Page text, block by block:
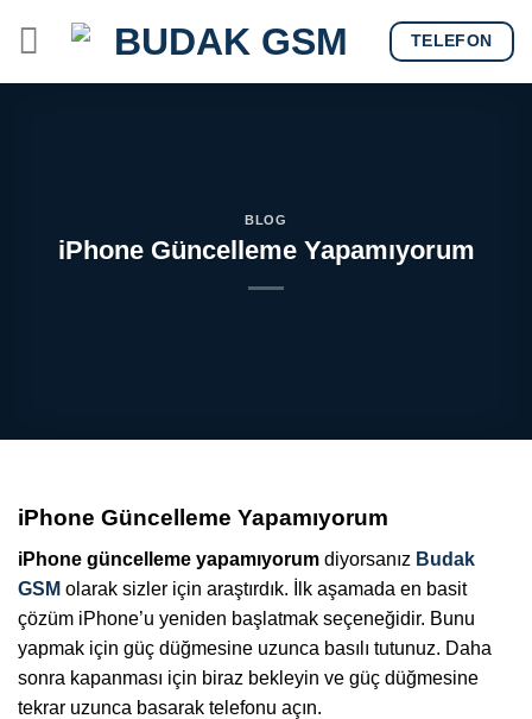
TELEFON
BLOG
iPhone Güncelleme Yapamıyorum
iPhone Güncelleme Yapamıyorum
iPhone güncelleme yapamıyorum diyorsanız Budak
GSM olarak sizler için araştırdık. İlk aşamada en basit
çözüm iPhone’u yeniden başlatmak seçeneğidir. Bunu
yapmak için güç düğmesine uzunca basılı tutunuz. Daha
sonra kapanması için biraz bekleyin ve güç düğmesine
tekrar uzunca basarak telefonu açın.